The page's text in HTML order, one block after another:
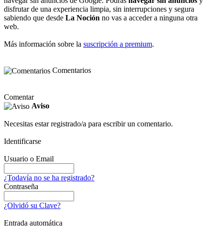
disfrutar de una experiencia limpia, sin interrupciones y segura
sabiendo que desde La Noción no vas a acceder a ninguna otra
web.
Más información sobre la suscripción a premium.
Comentarios
Comentar
Aviso
Necesitas estar registrado/a para escribir un comentario.
Identificarse
Usuario o Email
¿Todavía no se ha registrado?
Contraseña
¿Olvidó su Clave?
Entrada automática